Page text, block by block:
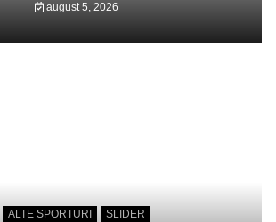
august 5, 2026
ALTE SPORTURI SLIDER